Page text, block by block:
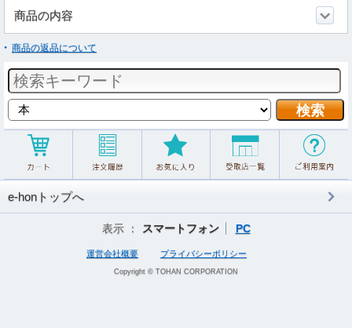
商品の内容
商品の返品について
e-honトップへ
表示 ： スマートフォン PC
運営会社概要 プライバシーポリシー
Copyright © TOHAN CORPORATION